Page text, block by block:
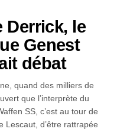
Derrick, le
Genest
débat
quand des milliers de
que l’interprète du
SS, c’est au tour de
Lescaut, d’être rattrapée